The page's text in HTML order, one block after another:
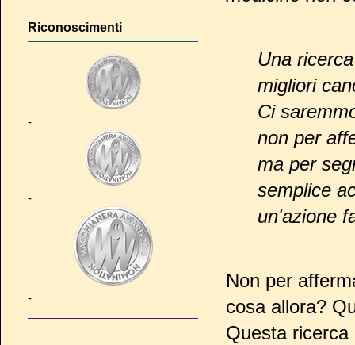
Una
migliori
Ci
non per
ma per
semplice
un'azione
Non per
cosa allora?
Questa
Riconoscimenti
-
-
-